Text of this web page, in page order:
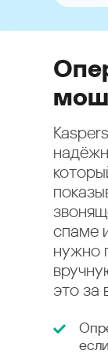
спаме
нужно
это за